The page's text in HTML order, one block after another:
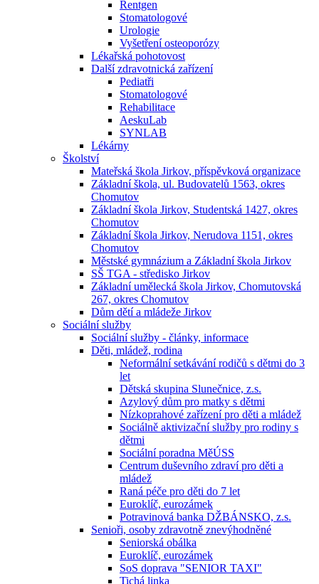
Rentgen
Stomatologové
Urologie
Vyšetření osteoporózy
Lékařská pohotovost
Další zdravotnická zařízení
Pediatři
Stomatologové
Rehabilitace
AeskuLab
SYNLAB
Lékárny
Školství
Mateřská škola Jirkov, příspěvková organizace
Základní škola, ul. Budovatelů 1563, okres
Chomutov
Základní škola Jirkov, Studentská 1427, okres
Chomutov
Základní škola Jirkov, Nerudova 1151, okres
Chomutov
Městské gymnázium a Základní škola Jirkov
SŠ TGA - středisko Jirkov
Základní umělecká škola Jirkov, Chomutovská
267, okres Chomutov
Dům dětí a mládeže Jirkov
Sociální služby
Sociální služby - články, informace
Děti, mládež, rodina
Neformální setkávání rodičů s dětmi do 3
let
Dětská skupina Slunečnice, z.s.
Azylový dům pro matky s dětmi
Nízkoprahové zařízení pro děti a mládež
Sociálně aktivizační služby pro rodiny s
dětmi
Sociální poradna MěÚSS
Centrum duševního zdraví pro děti a
mládež
Raná péče pro děti do 7 let
Euroklíč, eurozámek
Potravinová banka DŽBÁNSKO, z.s.
Senioři, osoby zdravotně znevýhodněné
Seniorská obálka
Euroklíč, eurozámek
SoS doprava "SENIOR TAXI"
Tichá linka